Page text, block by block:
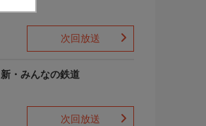
次回放送
新・みんなの鉄道
次回放送